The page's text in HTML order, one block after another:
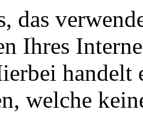
das
Ihres
handelt
welche